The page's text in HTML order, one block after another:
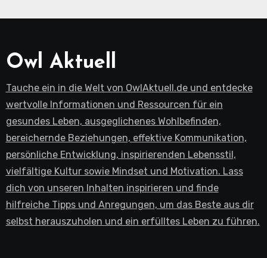
Owl Aktuell
Tauche ein in die Welt von OwlAktuell.de und entdecke
wertvolle Informationen und Ressourcen für ein
gesundes Leben, ausgeglichenes Wohlbefinden,
bereichernde Beziehungen, effektive Kommunikation,
persönliche Entwicklung, inspirierenden Lebensstil,
vielfältige Kultur sowie Mindset und Motivation. Lass
dich von unseren Inhalten inspirieren und finde
hilfreiche Tipps und Anregungen, um das Beste aus dir
selbst herauszuholen und ein erfülltes Leben zu führen.